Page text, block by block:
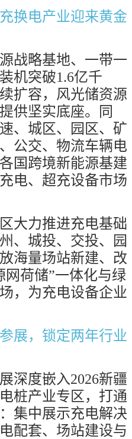
换电产业迎来黄金
战略基地、一带一
机突破1.6亿千
扩容，风光储资源
供坚实底座。同
、城区、园区、矿
公交、物流车辆电
国跨境新能源基建
电、超充设备市场
大力推进充电基础
、城投、交投、园
海量场站新建、改
网荷储”一体化与绿
，为充电设备企业
展，锁定两年行业
深度嵌入2026新疆
桩产业专区，打通
集中展示充电解决
配套、场站建设与